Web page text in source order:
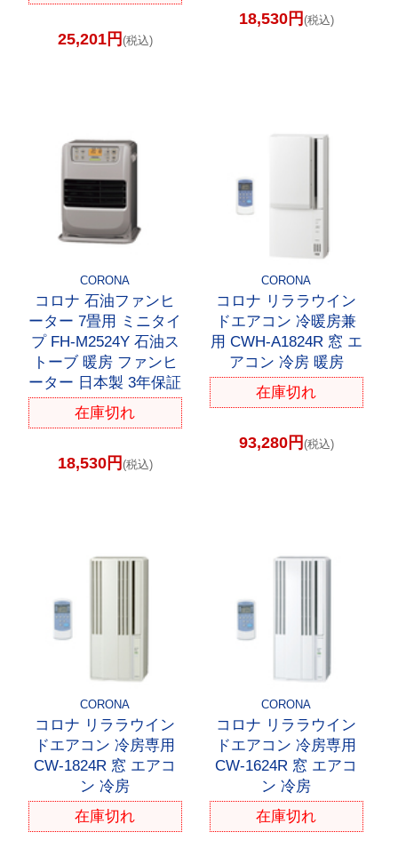
25,201円 (税込)
18,530円 (税込)
CORONA
コロナ 石油ファンヒ
ーター 7畳用 ミニタイ
プ FH-M2524Y 石油ス
トーブ 暖房 ファンヒ
ーター 日本製 3年保証
在庫切れ
18,530円 (税込)
CORONA
コロナ リララウイン
ドエアコン 冷暖房兼
用 CWH-A1824R 窓 エ
アコン 冷房 暖房
在庫切れ
93,280円 (税込)
CORONA
コロナ リララウイン
ドエアコン 冷房専用
CW-1824R 窓 エアコ
ン 冷房
在庫切れ
CORONA
コロナ リララウイン
ドエアコン 冷房専用
CW-1624R 窓 エアコ
ン 冷房
在庫切れ